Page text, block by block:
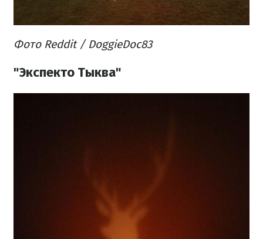
Фото Reddit / DoggieDoc83
"Экспекто Тыква"